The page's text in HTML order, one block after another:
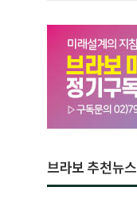
브라보 추천뉴스